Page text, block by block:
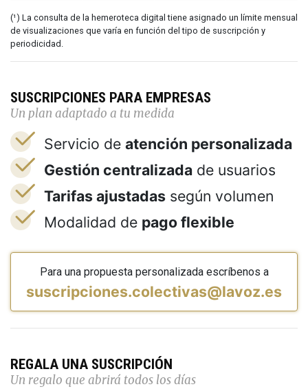
(¹) La consulta de la hemeroteca digital tiene asignado un límite mensual
de visualizaciones que varía en función del tipo de suscripción y
periodicidad.
SUSCRIPCIONES PARA EMPRESAS
Un plan adaptado a tu medida
Servicio de atención personalizada
Gestión centralizada de usuarios
Tarifas ajustadas según volumen
Modalidad de pago flexible
Para una propuesta personalizada escríbenos a
suscripciones.colectivas@lavoz.es
REGALA UNA SUSCRIPCIÓN
Un regalo que abrirá todos los días